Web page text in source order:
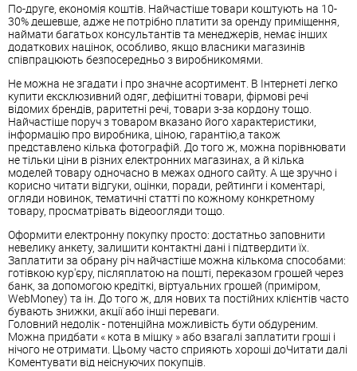
По-друге, економія коштів. Найчастіше товари коштують на 10-
30% дешевше, адже не потрібно платити за оренду приміщення,
наймати багатьох консультантів та менеджерів, немає інших
додаткових націнок, особливо, якщо власники магазинів
співпрацюють безпосередньо з виробникомями.
Не можна не згадати і про значне асортимент. В Інтернеті легко
купити ексклюзивний одяг, дефіцитні товари, фірмові речі
відомих брендів, раритетні речі, товари з-за кордону тощо.
Найчастіше поруч з товаром вказано його характеристики,
інформацію про виробника, ціною, гарантію,а також
представлено кілька фотографій. До того ж, можна порівнювати
не тільки ціни в різних електронних магазинах, а й кілька
моделей товару одночасно в межах одного сайту. А ще зручно і
корисно читати відгуки, оцінки, поради, рейтинги і коментарі,
огляди новинок, тематичні статті по кожному конкретному
товару, просматрівать відеоогляди тощо.
Оформити електронну покупку просто: достатньо заповнити
невелику анкету, залишити контактні дані і підтвердити їх.
Заплатити за обрану річ найчастіше можна кількома способами:
готівкою кур'єру, післяплатою на пошті, переказом грошей через
банк, за допомогою кредіткі, віртуальних грошей (приміром,
WebMoney) та ін. До того ж, для нових та постійних клієнтів часто
бувають знижки, акції або інші переваги.
Головний недолік - потенційна можливість бути обдуреним.
Можна придбати « кота в мішку » або взагалі заплатити гроші і
нічого не отримати. Цьому часто сприяють хороші доЧитати далі
Коментувати від неіснуючих покупців.